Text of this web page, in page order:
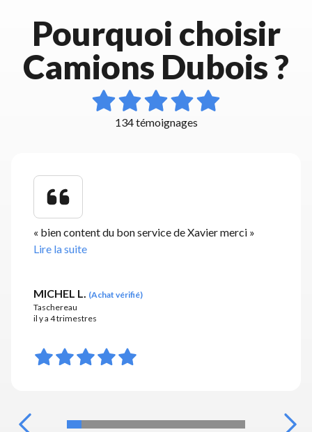
Pourquoi choisir
Camions Dubois ?
134 témoignages
« bien content du bon service de Xavier merci »
Lire la suite
MICHEL L. (Achat vérifié)
Taschereau
il y a 4 trimestres